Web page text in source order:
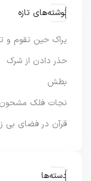
نوشته‌های تازه
یراک حین تقوم و
حذر دادن از شرک
بطش
نجات فلک مشحون
قرآن در فضای بی
دسته‌ها